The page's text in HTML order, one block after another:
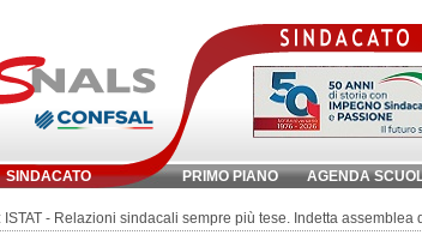
SINDACATO PRIMO PIANO AGENDA
Inserisci parola chiave:
ISTAT - Relazioni sindacali sempre più tese. Indetta assemblea